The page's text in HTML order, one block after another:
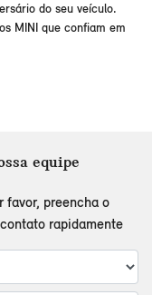
do seu veículo.
MINI que confiam em
equipe
favor, preencha o
rapidamente